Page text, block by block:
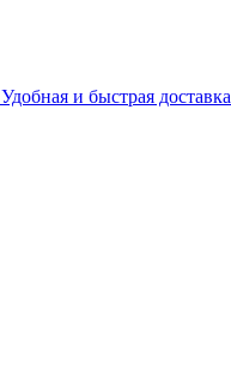
Удобная и быстрая доставка